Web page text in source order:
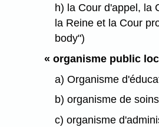
h) la Cour d'appel, la
la Reine et la Cour
body")
« organisme public
a) Organisme
b) organisme de
c) organisme